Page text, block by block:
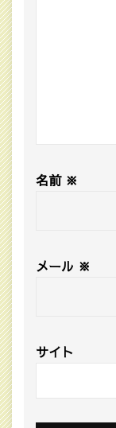
名前 ※
メール ※
サイト